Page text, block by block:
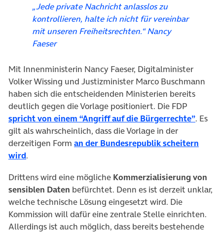
„Jede private Nachricht anlasslos zu
kontrollieren, halte ich nicht für vereinbar
mit unseren Freiheitsrechten.“ Nancy
Faeser
Mit Innenministerin Nancy Faeser, Digitalminister
Volker Wissing und Justizminister Marco Buschmann
haben sich die entscheidenden Ministerien bereits
deutlich gegen die Vorlage positioniert. Die FDP
spricht von einem “Angriff auf die Bürgerrechte”. Es
gilt als wahrscheinlich, dass die Vorlage in der
derzeitigen Form an der Bundesrepublik scheitern
wird(öffnet in neuem Tab)
.
Drittens wird eine mögliche Kommerzialisierung von
sensiblen Daten befürchtet. Denn es ist derzeit unklar,
welche technische Lösung eingesetzt wird. Die
Kommission will dafür eine zentrale Stelle einrichten.
Allerdings ist auch möglich, dass bereits bestehende